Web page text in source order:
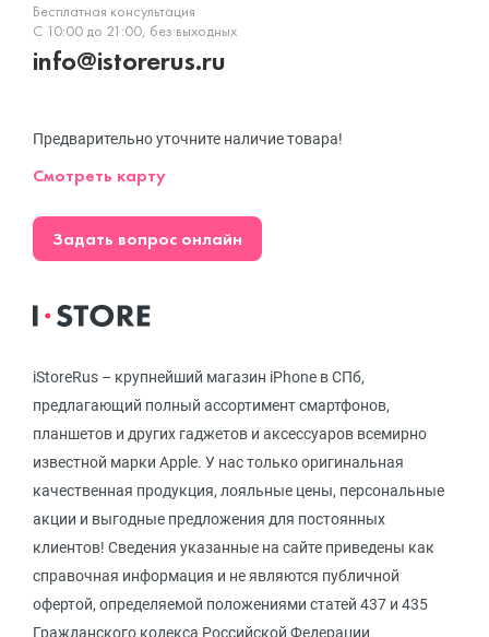
iStoreRus – крупнейший магазин iPhone в СПб,
предлагающий полный ассортимент смартфонов,
планшетов и других гаджетов и аксессуаров всемирно
известной марки Apple. У нас только оригинальная
качественная продукция, лояльные цены, персональные
акции и выгодные предложения для постоянных
клиентов! Сведения указанные на сайте приведены как
справочная информация и не являются публичной
офертой, определяемой положениями статей 437 и 435
Гражданского кодекса Российской Федерации
Бесплатная консультация
С 10:00 до 21:00, без выходных
info@istorerus.ru
Предварительно уточните наличие товара!
Смотреть карту
Задать вопрос онлайн